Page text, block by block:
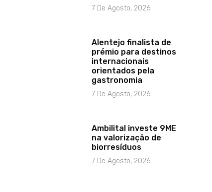
7 De Agosto, 2026
Alentejo finalista de
prémio para destinos
internacionais
orientados pela
gastronomia
7 De Agosto, 2026
Ambilital investe 9ME
na valorização de
biorresíduos
7 De Agosto, 2026